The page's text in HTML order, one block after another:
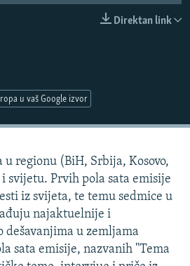
Direktan link
u vaš Google izvor
u regionu (BiH, Srbija, Kosovo,
svijetu. Prvih pola sata emisije
iz svijeta, te temu sedmice u
najaktuelnije i
u zemljama
sata emisije, nazvanih "Tema